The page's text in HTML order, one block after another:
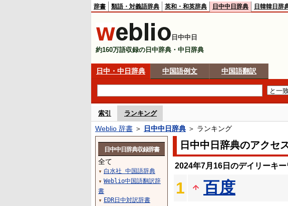
辞書 類語・対義語辞典 英和・和英辞典 日中中日辞典 日韓韓日辞
日中中日
約160万語収録の日中辞典・中日辞典
日中・中日辞典 中国語例文 中国語翻訳
索引 ランキング
Weblio 辞書 ＞ 日中中日辞典 ＞ ランキング
日中中日辞典のアクセ
2024年7月16日のデイリーキ
1
百度
日中中日辞典収録辞書
全て
▼ 白水社 中国語辞典
▼ Weblio中国語翻訳辞
書
▼ EDR日中対訳辞書